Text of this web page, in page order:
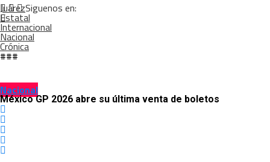
Siguenos en:
Juárez
Estatal
Internacional
Nacional
Crónica
###
Nacional
México GP 2026 abre su última venta de boletos